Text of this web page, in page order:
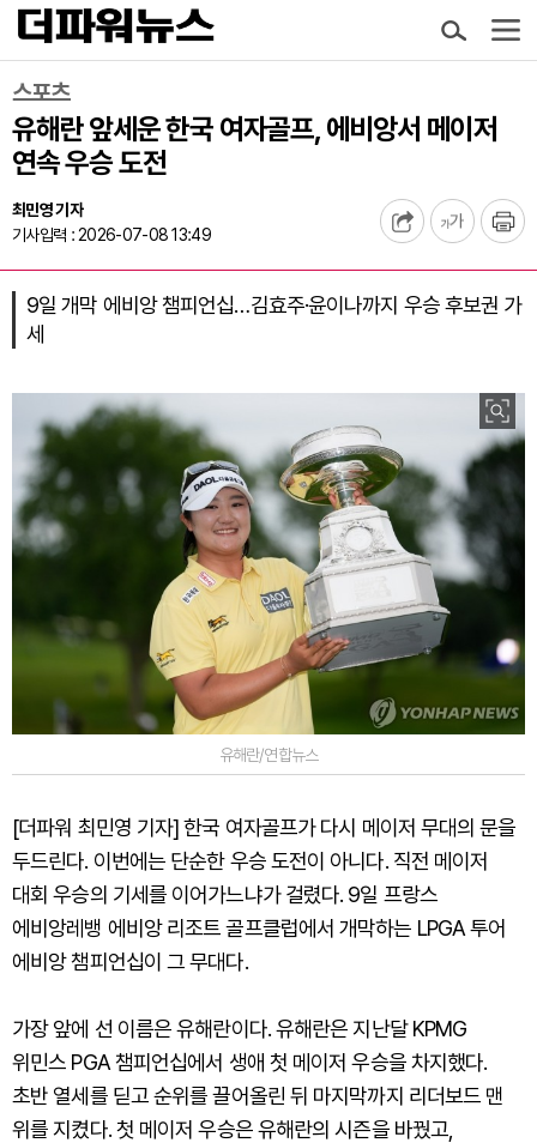
스포츠
유해란 앞세운 한국 여자골프, 에비앙서 메이저
연속 우승 도전
최민영 기자
기사입력 : 2026-07-08 13:49
9일 개막 에비앙 챔피언십…김효주·윤이나까지 우승 후보권 가
세
유해란/연합뉴스
[더파워 최민영 기자] 한국 여자골프가 다시 메이저 무대의 문을
두드린다. 이번에는 단순한 우승 도전이 아니다. 직전 메이저
대회 우승의 기세를 이어가느냐가 걸렸다. 9일 프랑스
에비앙레뱅 에비앙 리조트 골프클럽에서 개막하는 LPGA 투어
에비앙 챔피언십이 그 무대다.
가장 앞에 선 이름은 유해란이다. 유해란은 지난달 KPMG
위민스 PGA 챔피언십에서 생애 첫 메이저 우승을 차지했다.
초반 열세를 딛고 순위를 끌어올린 뒤 마지막까지 리더보드 맨
위를 지켰다. 첫 메이저 우승은 유해란의 시즌을 바꿨고,